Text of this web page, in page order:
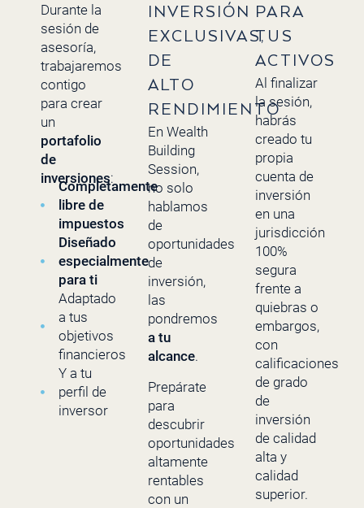
Durante la
sesión de
asesoría,
trabajaremos
contigo
para crear
un
portafolio
de
inversiones:
Completamente
libre de
impuestos
Diseñado
especialmente
para ti
Adaptado
a tus
objetivos
financieros
Y a tu
perfil de
inversor
INVERSIÓN
EXCLUSIVAS,
DE
ALTO
RENDIMIENTO
En Wealth
Building
Session,
no solo
hablamos
de
oportunidades
de
inversión,
las
pondremos
a tu
alcance.
Prepárate
para
descubrir
oportunidades
altamente
rentables
con un
PARA
TUS
ACTIVOS
Al finalizar
la sesión,
habrás
creado tu
propia
cuenta de
inversión
en una
jurisdicción
100%
segura
frente a
quiebras o
embargos,
con
calificaciones
de grado
de
inversión
de calidad
alta y
calidad
superior.